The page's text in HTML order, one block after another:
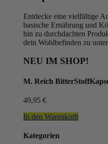
Entdecke eine vielfältige
basische Ernährung und
hin zu durchdachten
dein Wohlbefinden zu
NEU IM SHOP!
M. Reich
49,95 €
In den Warenkorb
Kategorien